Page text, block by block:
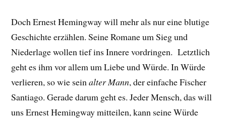
Doch Ernest Hemingway will mehr als nur eine blutige
Geschichte erzählen. Seine Romane um Sieg und
Niederlage wollen tief ins Innere vordringen. Letztlich
geht es ihm vor allem um Liebe und Würde. In Würde
verlieren, so wie seinalter Mann, der einfache Fischer
Santiago. Gerade darum geht es. Jeder Mensch, das will
uns Ernest Hemingway mitteilen, kann seine Würde